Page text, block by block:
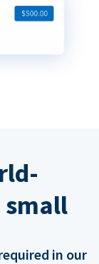
small
in our